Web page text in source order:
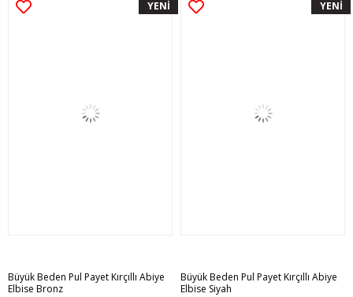
Büyük Beden Pul Payet Kırçıllı Abiye
Elbise Bronz
YENİ
Büyük Beden Pul Payet Kırçıllı Abiye
Elbise Siyah
YENİ